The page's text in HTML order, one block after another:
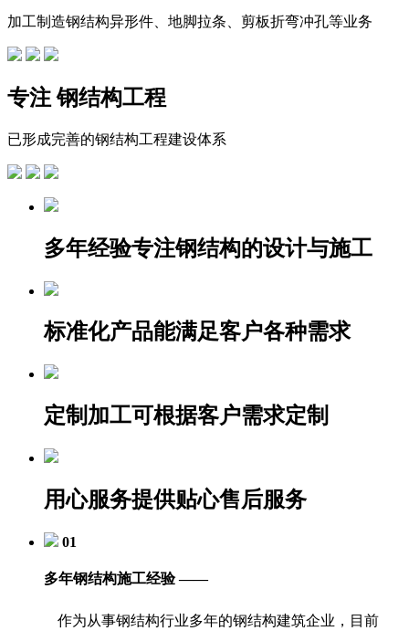
加工制造钢结构异形件、地脚拉条、剪板折弯冲孔等业务
专注钢结构工程
已形成完善的钢结构工程建设体系
多年经验专注钢结构的设计与施工
标准化产品能满足客户各种需求
定制加工可根据客户需求定制
用心服务提供贴心售后服务
01
多年钢结构施工经验 ——
作为从事钢结构行业多年的钢结构建筑企业，目前